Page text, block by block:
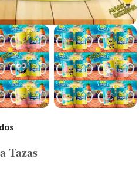
Tazas